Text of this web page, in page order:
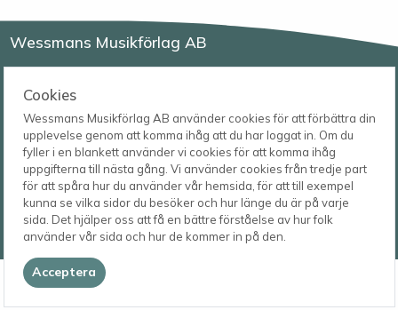
Cookies
Wessmans Musikförlag AB använder cookies för att förbättra din
upplevelse genom att komma ihåg att du har loggat in. Om du
fyller i en blankett använder vi cookies för att komma ihåg
uppgifterna till nästa gång. Vi använder cookies från tredje part
för att spåra hur du använder vår hemsida, för att till exempel
kunna se vilka sidor du besöker och hur länge du är på varje
sida. Det hjälper oss att få en bättre förståelse av hur folk
använder vår sida och hur de kommer in på den.
Acceptera
Wessmans Musikförlag AB
Leverans- och besöksadress
Bingebygatan 11 B
Postadress
Box 1253
621 23 VISBY
0498-22 61 32
E-post
order@wessmans.com
© 2026
Wessmans Musikförlag AB
2026.4.1.22754